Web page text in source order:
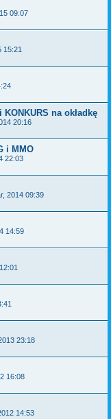
09:07
15:21
na okładkę
20:16
i MMO
22:03
2014 09:39
14:59
23:18
16:08
14:53